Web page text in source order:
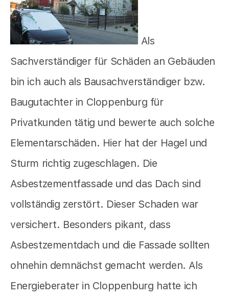
Als
Sachverständiger für Schäden an Gebäuden
bin ich auch als Bausachverständiger bzw.
Baugutachter in Cloppenburg für
Privatkunden tätig und bewerte auch solche
Elementarschäden. Hier hat der Hagel und
Sturm richtig zugeschlagen. Die
Asbestzementfassade und das Dach sind
vollständig zerstört. Dieser Schaden war
versichert. Besonders pikant, dass
Asbestzementdach und die Fassade sollten
ohnehin demnächst gemacht werden. Als
Energieberater in Cloppenburg hatte ich